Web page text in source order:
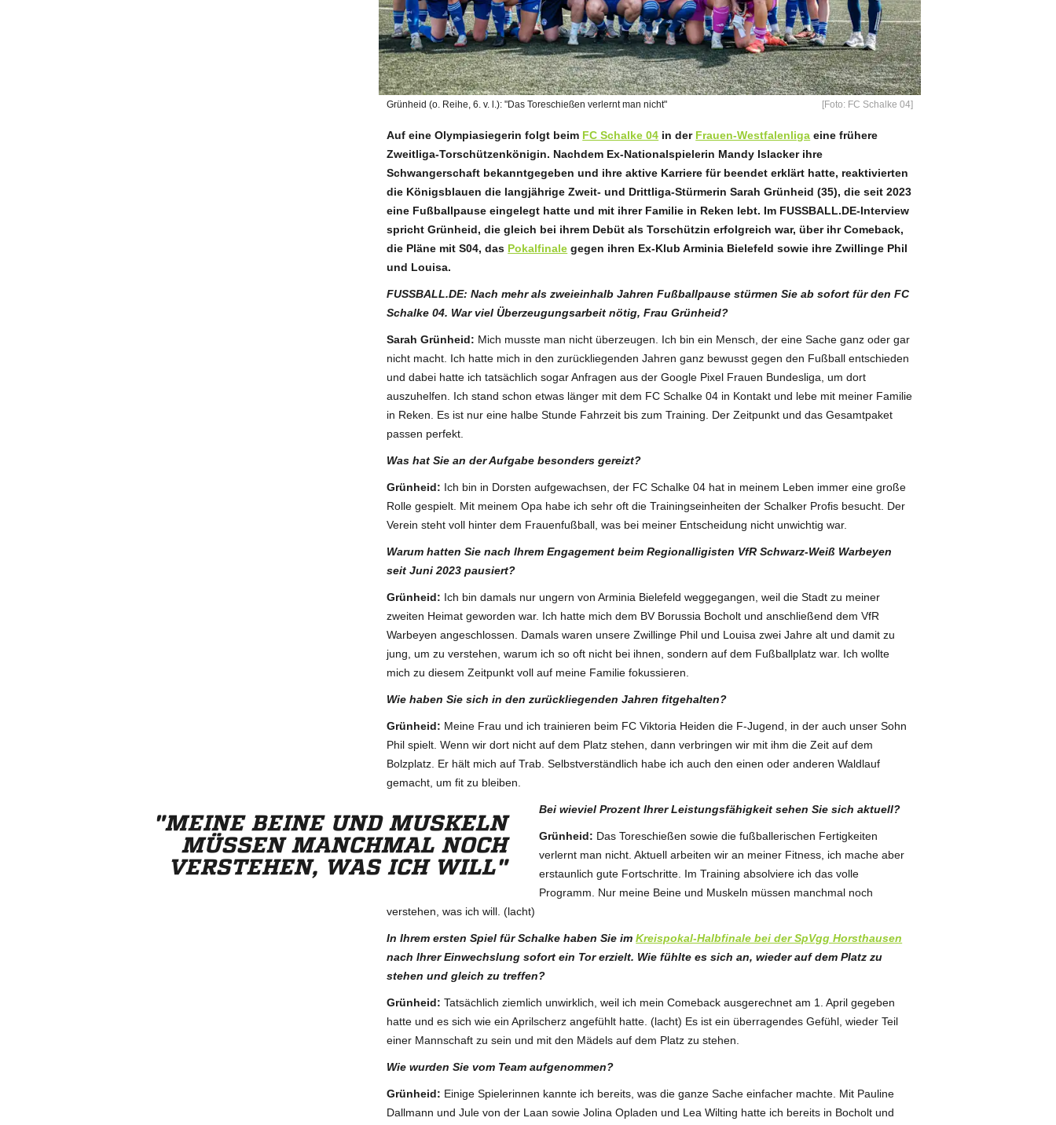
Grünheid (o. Reihe, 6. v. l.): "Das Toreschießen verlernt man nicht" [Foto: FC Schalke 04]
Auf eine Olympiasiegerin folgt beim FC Schalke 04 in der Frauen-Westfalenliga eine frühere
Zweitliga-Torschützenkönigin. Nachdem Ex-Nationalspielerin Mandy Islacker ihre
Schwangerschaft bekanntgegeben und ihre aktive Karriere für beendet erklärt hatte, reaktivierten
die Königsblauen die langjährige Zweit- und Drittliga-Stürmerin Sarah Grünheid (35), die seit 2023
eine Fußballpause eingelegt hatte und mit ihrer Familie in Reken lebt. Im FUSSBALL.DE-Interview
spricht Grünheid, die gleich bei ihrem Debüt als Torschützin erfolgreich war, über ihr Comeback,
die Pläne mit S04, das Pokalfinale gegen ihren Ex-Klub Arminia Bielefeld sowie ihre Zwillinge Phil
und Louisa.
FUSSBALL.DE: Nach mehr als zweieinhalb Jahren Fußballpause stürmen Sie ab sofort für den FC
Schalke 04. War viel Überzeugungsarbeit nötig, Frau Grünheid?
Sarah Grünheid: Mich musste man nicht überzeugen. Ich bin ein Mensch, der eine Sache ganz oder gar
nicht macht. Ich hatte mich in den zurückliegenden Jahren ganz bewusst gegen den Fußball entschieden
und dabei hatte ich tatsächlich sogar Anfragen aus der Google Pixel Frauen Bundesliga, um dort
auszuhelfen. Ich stand schon etwas länger mit dem FC Schalke 04 in Kontakt und lebe mit meiner Familie
in Reken. Es ist nur eine halbe Stunde Fahrzeit bis zum Training. Der Zeitpunkt und das Gesamtpaket
passen perfekt.
Was hat Sie an der Aufgabe besonders gereizt?
Grünheid: Ich bin in Dorsten aufgewachsen, der FC Schalke 04 hat in meinem Leben immer eine große
Rolle gespielt. Mit meinem Opa habe ich sehr oft die Trainingseinheiten der Schalker Profis besucht. Der
Verein steht voll hinter dem Frauenfußball, was bei meiner Entscheidung nicht unwichtig war.
Warum hatten Sie nach Ihrem Engagement beim Regionalligisten VfR Schwarz-Weiß Warbeyen
seit Juni 2023 pausiert?
Grünheid: Ich bin damals nur ungern von Arminia Bielefeld weggegangen, weil die Stadt zu meiner
zweiten Heimat geworden war. Ich hatte mich dem BV Borussia Bocholt und anschließend dem VfR
Warbeyen angeschlossen. Damals waren unsere Zwillinge Phil und Louisa zwei Jahre alt und damit zu
jung, um zu verstehen, warum ich so oft nicht bei ihnen, sondern auf dem Fußballplatz war. Ich wollte
mich zu diesem Zeitpunkt voll auf meine Familie fokussieren.
Wie haben Sie sich in den zurückliegenden Jahren fitgehalten?
Grünheid: Meine Frau und ich trainieren beim FC Viktoria Heiden die F-Jugend, in der auch unser Sohn
Phil spielt. Wenn wir dort nicht auf dem Platz stehen, dann verbringen wir mit ihm die Zeit auf dem
Bolzplatz. Er hält mich auf Trab. Selbstverständlich habe ich auch den einen oder anderen Waldlauf
gemacht, um fit zu bleiben.
"MEINE BEINE UND MUSKELN
MÜSSEN MANCHMAL NOCH
VERSTEHEN, WAS ICH WILL"
Bei wieviel Prozent Ihrer Leistungsfähigkeit sehen Sie sich aktuell?
Grünheid: Das Toreschießen sowie die fußballerischen Fertigkeiten
verlernt man nicht. Aktuell arbeiten wir an meiner Fitness, ich mache aber
erstaunlich gute Fortschritte. Im Training absolviere ich das volle
Programm. Nur meine Beine und Muskeln müssen manchmal noch
verstehen, was ich will. (lacht)
In Ihrem ersten Spiel für Schalke haben Sie imKreispokal-Halbfinale bei der SpVgg Horsthausen
nach Ihrer Einwechslung sofort ein Tor erzielt. Wie fühlte es sich an, wieder auf dem Platz zu
stehen und gleich zu treffen?
Grünheid: Tatsächlich ziemlich unwirklich, weil ich mein Comeback ausgerechnet am 1. April gegeben
hatte und es sich wie ein Aprilscherz angefühlt hatte. (lacht) Es ist ein überragendes Gefühl, wieder Teil
einer Mannschaft zu sein und mit den Mädels auf dem Platz zu stehen.
Wie wurden Sie vom Team aufgenommen?
Grünheid: Einige Spielerinnen kannte ich bereits, was die ganze Sache einfacher machte. Mit Pauline
Dallmann und Jule von der Laan sowie Jolina Opladen und Lea Wilting hatte ich bereits in Bocholt und